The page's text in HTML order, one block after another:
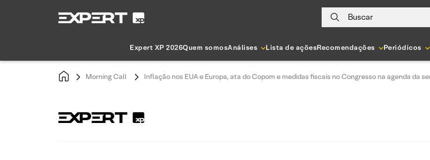
Buscar
Expert XP 2026Quem somosAnálises Lista de açõesRecomendações Periódicos
Morning Call Inflação nos EUA e Europa, ata do Copom e medidas fiscais no Congresso na agenda da